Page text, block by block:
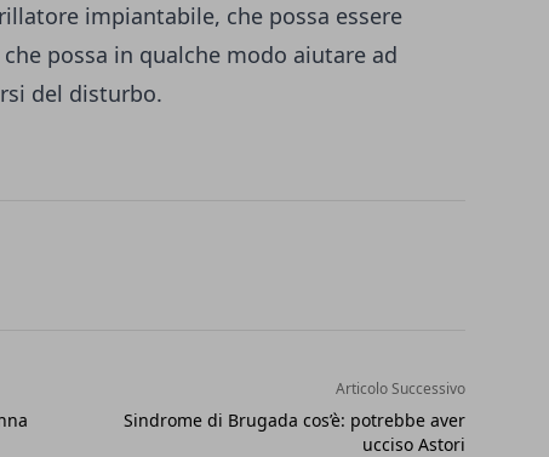
impiantabile, che possa essere
possa in qualche modo aiutare ad
del disturbo.
Articolo Successivo
Sindrome di Brugada cos’è: potrebbe aver
ucciso Astori